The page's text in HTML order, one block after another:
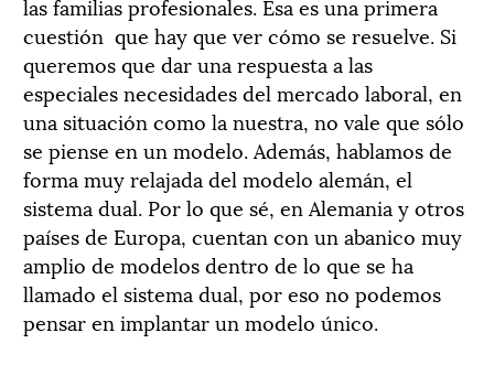
cuestión que hay que ver cómo se resuelve. Si
queremos que dar una respuesta a las
especiales necesidades del mercado laboral, en
una situación como la nuestra, no vale que sólo
se piense en un modelo. Además, hablamos de
forma muy relajada del modelo alemán, el
sistema dual. Por lo que sé, en Alemania y otros
países de Europa, cuentan con un abanico muy
amplio de modelos dentro de lo que se ha
llamado el sistema dual, por eso no podemos
pensar en implantar un modelo único.